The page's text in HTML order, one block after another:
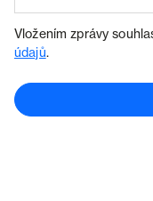
Vložením zprávy
údajů.